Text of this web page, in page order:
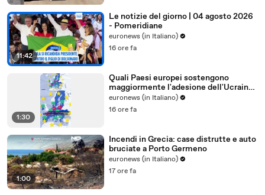
11:42
Le notizie del giorno | 04 agosto 2026
- Pomeridiane
euronews (in Italiano)
16 ore fa
1:30
Quali Paesi europei sostengono
maggiormente l'adesione dell'Ucraina
all'Ue?
euronews (in Italiano)
16 ore fa
1:00
Incendi in Grecia: case distrutte e auto
bruciate a Porto Germeno
euronews (in Italiano)
17 ore fa